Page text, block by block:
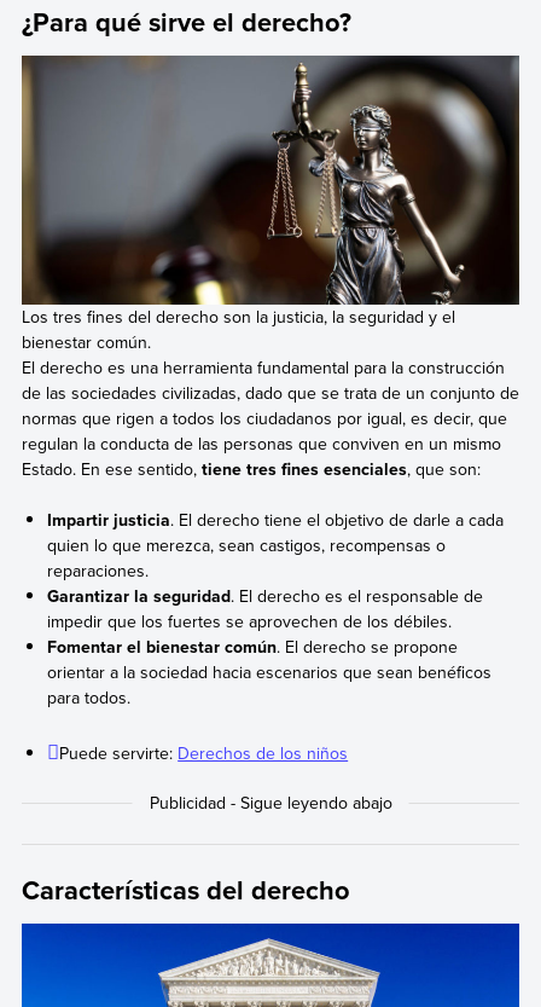
¿Para qué sirve el derecho?
Los tres fines del derecho son la justicia, la seguridad y el
bienestar común.
El derecho es una herramienta fundamental para la construcción
de las sociedades civilizadas, dado que se trata de un conjunto de
normas que rigen a todos los ciudadanos por igual, es decir, que
regulan la conducta de las personas que conviven en un mismo
Estado. En ese sentido, tiene tres fines esenciales, que son:
Impartir justicia. El derecho tiene el objetivo de darle a cada
quien lo que merezca, sean castigos, recompensas o
reparaciones.
Garantizar la seguridad. El derecho es el responsable de
impedir que los fuertes se aprovechen de los débiles.
Fomentar el bienestar común. El derecho se propone
orientar a la sociedad hacia escenarios que sean benéficos
para todos.
Puede servirte: Derechos de los niños
Características del derecho